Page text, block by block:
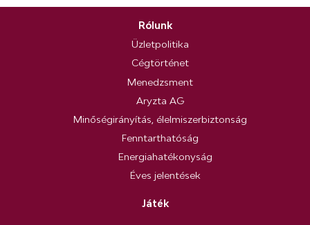
Rólunk
Üzletpolitika
Cégtörténet
Menedzsment
Aryzta AG
Minőségirányítás, élelmiszerbiztonság
Fenntarthatóság
Energiahatékonyság
Éves jelentések
Játék